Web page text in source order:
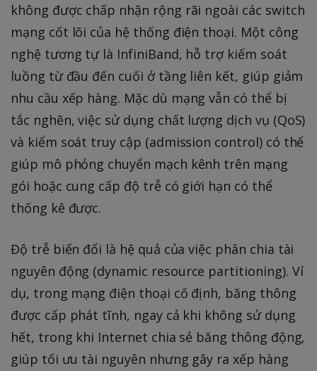
không được chấp nhận rộng rãi ngoài các switch
mạng cốt lõi của hệ thống điện thoại. Một công
nghệ tương tự là InfiniBand, hỗ trợ kiểm soát
luồng từ đầu đến cuối ở tầng liên kết, giúp giảm
nhu cầu xếp hàng. Mặc dù mạng vẫn có thể bị
tắc nghẽn, việc sử dụng chất lượng dịch vụ (QoS)
và kiểm soát truy cập (admission control) có thể
giúp mô phỏng chuyển mạch kênh trên mạng
gói hoặc cung cấp độ trễ có giới hạn có thể
thống kê được.
Độ trễ biến đổi là hệ quả của việc phân chia tài
nguyên động (dynamic resource partitioning). Ví
dụ, trong mạng điện thoại cố định, băng thông
được cấp phát tĩnh, ngay cả khi không sử dụng
hết, trong khi Internet chia sẻ băng thông động,
giúp tối ưu tài nguyên nhưng gây ra xếp hàng